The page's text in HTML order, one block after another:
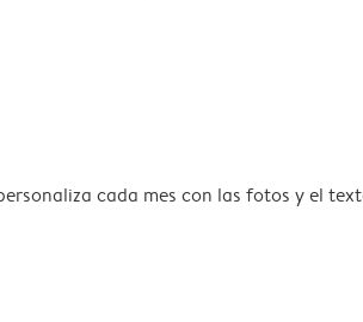
cada mes con las fotos y el